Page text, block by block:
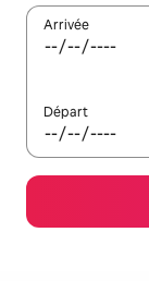
Arrivée
Départ